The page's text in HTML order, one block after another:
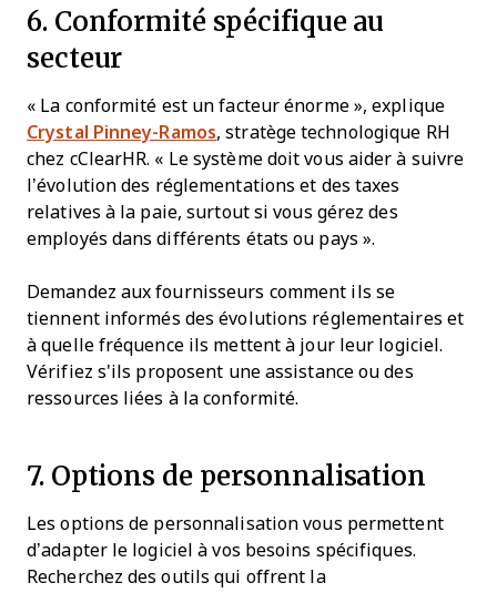
6. Conformité spécifique au
secteur
« La conformité est un facteur énorme », explique
Crystal Pinney-Ramos, stratège technologique RH
chez cClearHR. « Le système doit vous aider à suivre
l’évolution des réglementations et des taxes
relatives à la paie, surtout si vous gérez des
employés dans différents états ou pays ».
Demandez aux fournisseurs comment ils se
tiennent informés des évolutions réglementaires et
à quelle fréquence ils mettent à jour leur logiciel.
Vérifiez s'ils proposent une assistance ou des
ressources liées à la conformité.
7. Options de personnalisation
Les options de personnalisation vous permettent
d’adapter le logiciel à vos besoins spécifiques.
Recherchez des outils qui offrent la